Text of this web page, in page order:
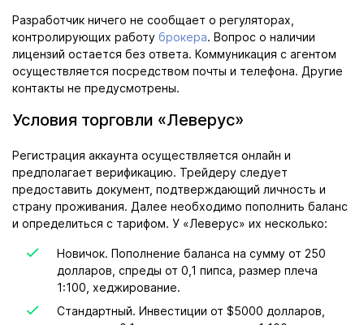
Разработчик ничего не сообщает о регуляторах,
контролирующих работу брокера. Вопрос о наличии
лицензий остается без ответа. Коммуникация с агентом
осуществляется посредством почты и телефона. Другие
контакты не предусмотрены.
Условия торговли «Леверус»
Регистрация аккаунта осуществляется онлайн и
предполагает верификацию. Трейдеру следует
предоставить документ, подтверждающий личность и
страну проживания. Далее необходимо пополнить баланс
и определиться с тарифом. У «Леверус» их несколько:
Новичок. Пополнение баланса на сумму от 250
долларов, спреды от 0,1 пипса, размер плеча
1:100, хеджирование.
Стандартный. Инвестиции от $5000 долларов,